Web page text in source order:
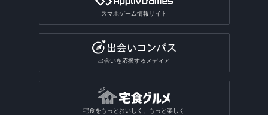
スマホゲーム情報サイト
出会いを応援するメディア
宅食をもっとおいしく、もっと楽しく